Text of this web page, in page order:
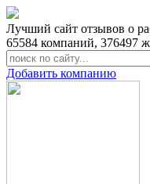
Лучший сайт отзывов о
65584 компаний, 376497
Добавить компанию